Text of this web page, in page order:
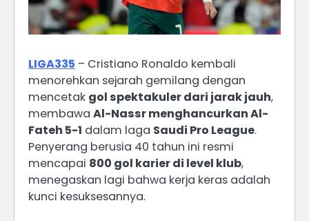
LIGA335 – Cristiano Ronaldo kembali
menorehkan sejarah gemilang dengan
mencetak gol spektakuler dari jarak jauh,
membawa Al-Nassr menghancurkan Al-
Fateh 5-1 dalam laga Saudi Pro League.
Penyerang berusia 40 tahun ini resmi
mencapai 800 gol karier di level klub,
menegaskan lagi bahwa kerja keras adalah
kunci kesuksesannya.